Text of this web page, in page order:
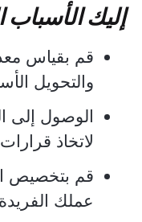
إليك
قم بقياس
والتحويل
الوصول إلى
لاتخاذ
قم بتخصيص
عملك الفريدة